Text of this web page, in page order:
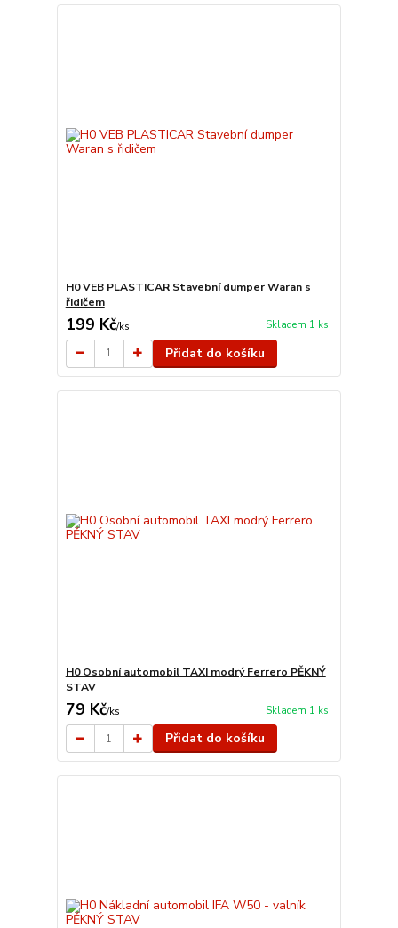
H0 VEB PLASTICAR Stavební dumper Waran s
řidičem
199 Kč/ks Skladem 1 ks
Přidat do košíku
H0 Osobní automobil TAXI modrý Ferrero PĚKNÝ
STAV
79 Kč/ks Skladem 1 ks
Přidat do košíku